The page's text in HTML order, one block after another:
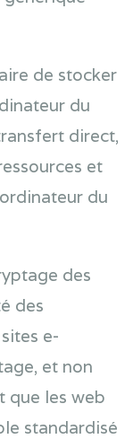
de stocker
du
direct,
et
du
des
des
e-
et non
que les web
standardisé